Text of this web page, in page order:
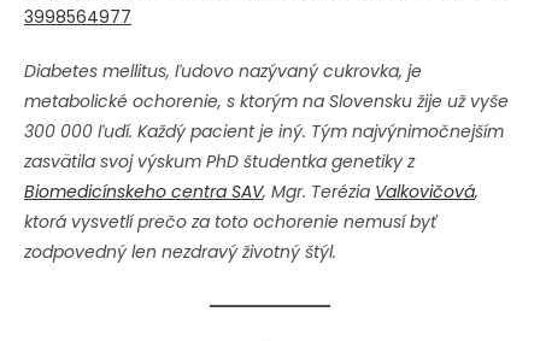
3998564977
Diabetes mellitus, ľudovo nazývaný cukrovka, je
metabolické ochorenie, s ktorým na Slovensku žije už vyše
300 000 ľudí. Každý pacient je iný. Tým najvýnimočnejším
zasvätila svoj výskum PhD študentka genetiky z
Biomedicínskeho centra SAV, Mgr. Terézia Valkovičová,
ktorá vysvetlí prečo za toto ochorenie nemusí byť
zodpovedný len nezdravý životný štýl.